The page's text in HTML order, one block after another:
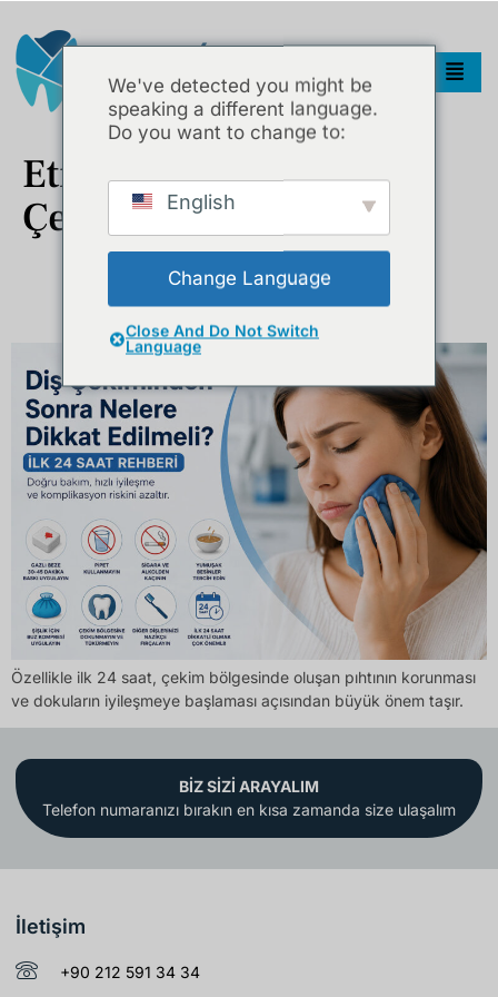
Etiket:Ilk 24 Saat Diş
Çekimi
Diş Çekiminden Sonra Nelere Dikkat Edilmeli? İlk 24 Saat
Özellikle ilk 24 saat, çekim bölgesinde oluşan pıhtının korunması
ve dokuların iyileşmeye başlaması açısından büyük önem taşır.
BİZ SİZİ ARAYALIM
Telefon numaranızı bırakın en kısa zamanda size ulaşalım
İletişim
+90 212 591 34 34
We've detected you might be
speaking a different language.
Do you want to change to:
English
Change Language
Close And Do Not Switch
Language